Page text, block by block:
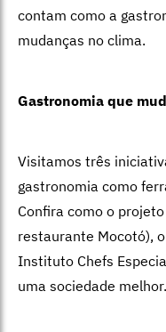
contam como a
mudanças no clima.
Gastronomia que
Visitamos três
gastronomia como
Confira como o
restaurante Mocotó),
Instituto Chefs
uma sociedade melhor.